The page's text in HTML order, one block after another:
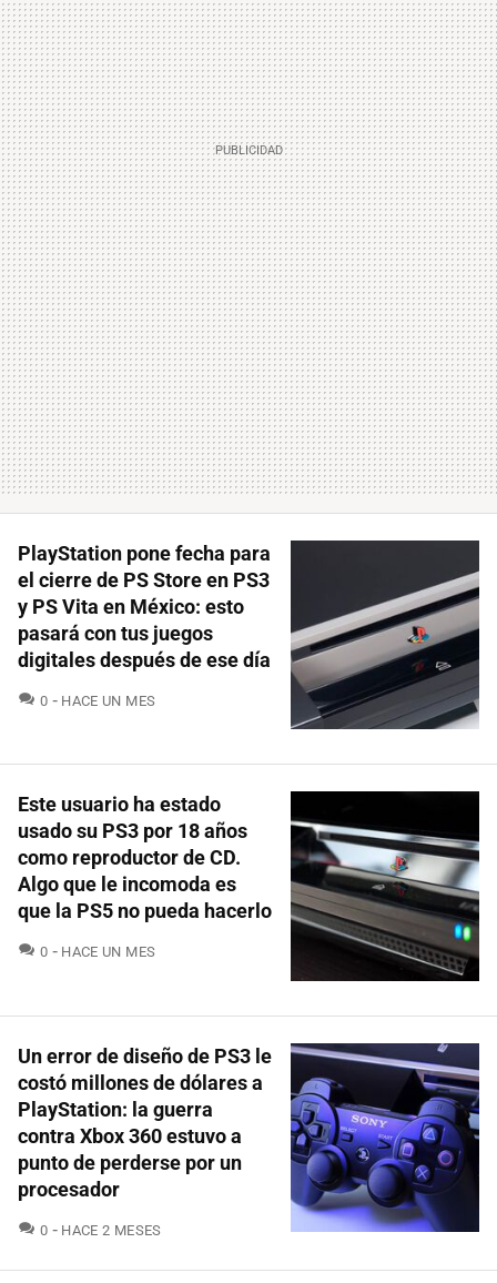
PlayStation pone fecha para
el cierre de PS Store en PS3
y PS Vita en México: esto
pasará con tus juegos
digitales después de ese día
0 COMENTARIOS
HACE UN MES
Este usuario ha estado
usado su PS3 por 18 años
como reproductor de CD.
Algo que le incomoda es
que la PS5 no pueda hacerlo
0 COMENTARIOS
HACE UN MES
Un error de diseño de PS3 le
costó millones de dólares a
PlayStation: la guerra
contra Xbox 360 estuvo a
punto de perderse por un
procesador
0 COMENTARIOS
HACE 2 MESES